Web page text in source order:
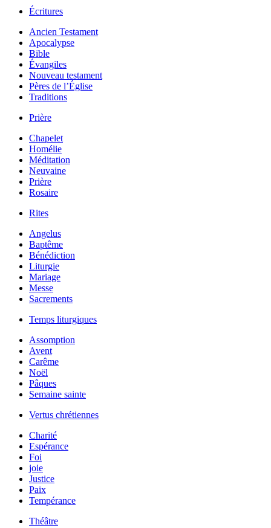
Écritures
Ancien Testament
Apocalypse
Bible
Évangiles
Nouveau testament
Pères de l’Église
Traditions
Prière
Chapelet
Homélie
Méditation
Neuvaine
Prière
Rosaire
Rites
Angelus
Baptême
Bénédiction
Liturgie
Mariage
Messe
Sacrements
Temps liturgiques
Assomption
Avent
Carême
Noël
Pâques
Semaine sainte
Vertus chrétiennes
Charité
Espérance
Foi
joie
Justice
Paix
Tempérance
Théâtre